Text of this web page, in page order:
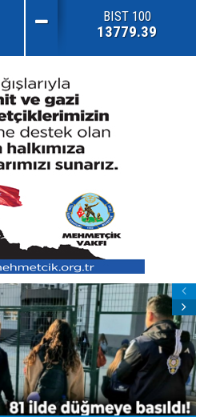
BIST 100
13779.39